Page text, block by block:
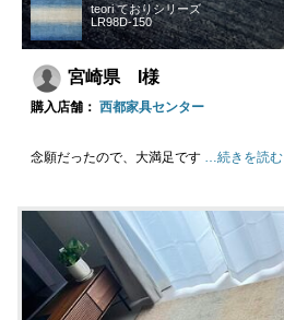
teori ておりシリーズ
LR98D-150
宮崎県 I様
購入店舗： 西都家具センター
念願だったので、大満足です …続きを読む